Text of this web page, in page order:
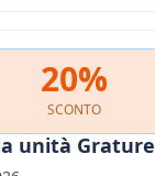
20%
SCONTO
unità Grature